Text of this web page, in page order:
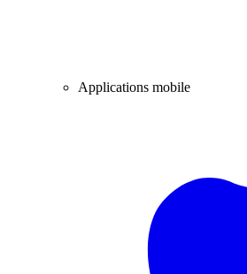
Applications mobile